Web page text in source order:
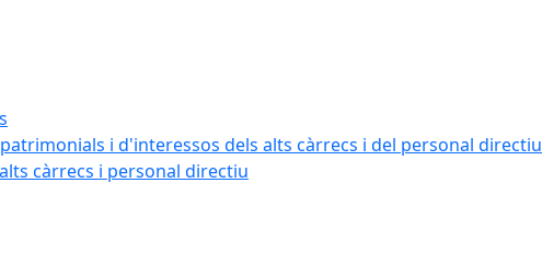
i d'interessos dels alts càrrecs i del personal directiu
càrrecs i personal directiu